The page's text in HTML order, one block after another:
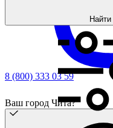
8 (800) 333 03 59
Ваш город Чита?
Найти